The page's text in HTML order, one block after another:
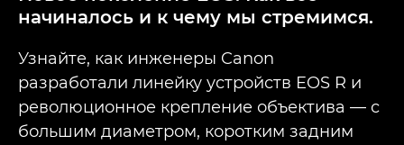
начиналось и к чему мы стремимся.
Узнайте, как инженеры Canon
разработали линейку устройств EOS R и
революционное крепление объектива — с
большим диаметром, коротким задним